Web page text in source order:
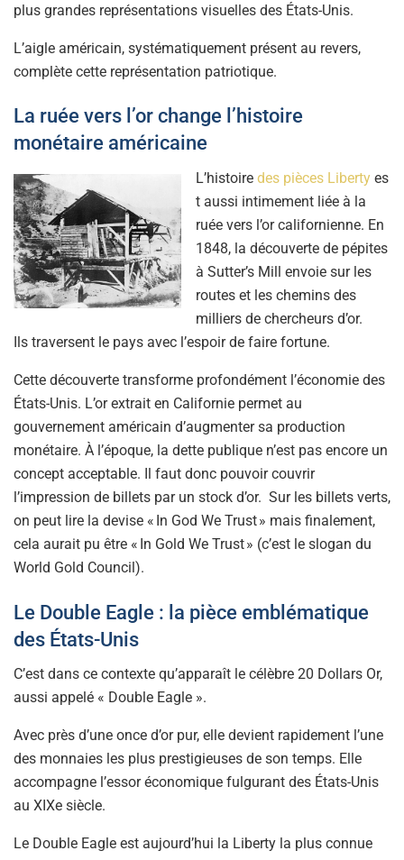
plus grandes représentations visuelles des États-Unis.
L’aigle américain, systématiquement présent au revers,
complète cette représentation patriotique.
La ruée vers l’or change l’histoire
monétaire américaine
L’histoire des pièces Liberty es
t aussi intimement liée à la
ruée vers l’or californienne. En
1848, la découverte de pépites
à Sutter’s Mill envoie sur les
routes et les chemins des
milliers de chercheurs d’or.
Ils traversent le pays avec l’espoir de faire fortune.
Cette découverte transforme profondément l’économie des
États-Unis. L’or extrait en Californie permet au
gouvernement américain d’augmenter sa production
monétaire. À l’époque, la dette publique n’est pas encore un
concept acceptable. Il faut donc pouvoir couvrir
l’impression de billets par un stock d’or. Sur les billets verts,
on peut lire la devise « In God We Trust » mais finalement,
cela aurait pu être « In Gold We Trust » (c’est le slogan du
World Gold Council).
Le Double Eagle : la pièce emblématique
des États-Unis
C’est dans ce contexte qu’apparaît le célèbre 20 Dollars Or,
aussi appelé « Double Eagle ».
Avec près d’une once d’or pur, elle devient rapidement l’une
des monnaies les plus prestigieuses de son temps. Elle
accompagne l’essor économique fulgurant des États-Unis
au XIXe siècle.
Le Double Eagle est aujourd’hui la Liberty la plus connue